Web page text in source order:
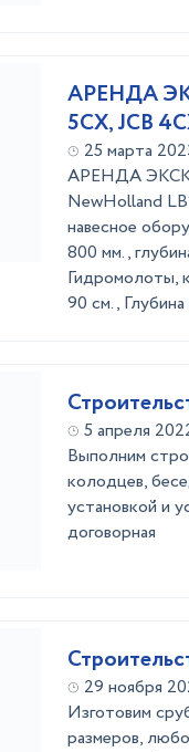
АРЕНДА
5СХ, JCB
25 марта
АРЕНДА
NewHolland
навесное
800 мм.,
Гидромолоты,
90 см.,
5 апреля
Выполним
колодцев,
установкой и
договорная
29 ноября
Изготовим
размеров,